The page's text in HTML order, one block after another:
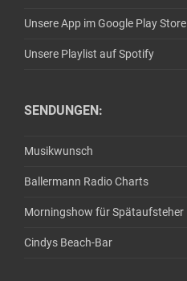
Unsere App im Google Play Store
Unsere Playlist auf Spotify
SENDUNGEN:
Musikwunsch
Ballermann Radio Charts
Morningshow für Spätaufsteher
Cindys Beach-Bar